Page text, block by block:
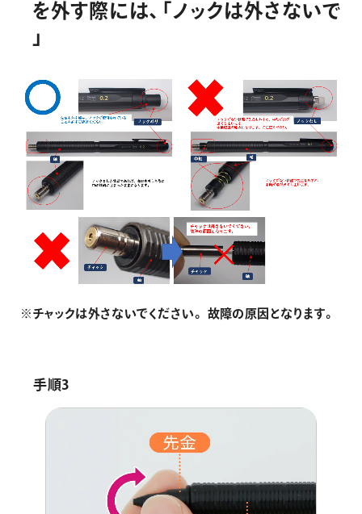
を外す 際に は、 「 ノ ックは外さ ないで
」
※チャックは外さないでください。 故障の原因となります。
手順3